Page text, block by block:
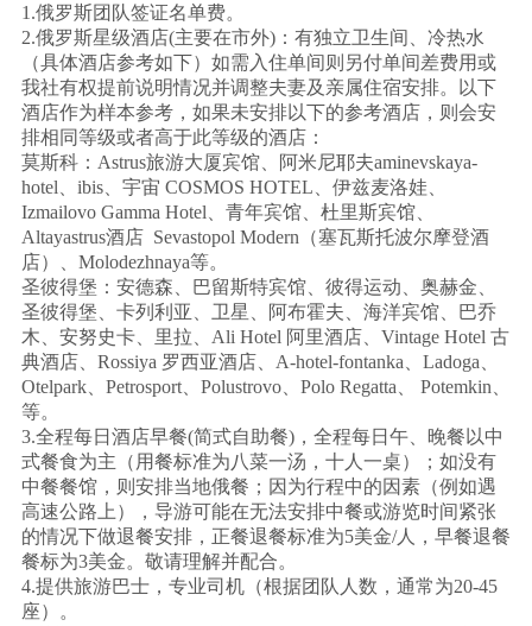
1.俄罗斯团队签证名单费。
2.俄罗斯星级酒店(主要在市外)：有独立卫生间、冷热水
（具体酒店参考如下）如需入住单间则另付单间差费用或
我社有权提前说明情况并调整夫妻及亲属住宿安排。以下
酒店作为样本参考，如果未安排以下的参考酒店，则会安
排相同等级或者高于此等级的酒店：
莫斯科：Astrus旅游大厦宾馆、阿米尼耶夫aminevskaya-
hotel、ibis、宇宙 COSMOS HOTEL、伊兹麦洛娃、
Izmailovo Gamma Hotel、青年宾馆、杜里斯宾馆、
Altayastrus酒店 Sevastopol Modern（塞瓦斯托波尔摩登酒
店）、Molodezhnaya等。
圣彼得堡：安德森、巴留斯特宾馆、彼得运动、奥赫金、
圣彼得堡、卡列利亚、卫星、阿布霍夫、海洋宾馆、巴乔
木、安努史卡、里拉、Ali Hotel 阿里酒店、Vintage Hotel 古
典酒店、Rossiya 罗西亚酒店、A-hotel-fontanka、Ladoga、
Otelpark、Petrosport、Polustrovo、Polo Regatta、 Potemkin、
等。
3.全程每日酒店早餐(简式自助餐)，全程每日午、晚餐以中
式餐食为主（用餐标准为八菜一汤，十人一桌）；如没有
中餐餐馆，则安排当地俄餐；因为行程中的因素（例如遇
高速公路上），导游可能在无法安排中餐或游览时间紧张
的情况下做退餐安排，正餐退餐标准为5美金/人，早餐退餐
餐标为3美金。敬请理解并配合。
4.提供旅游巴士，专业司机（根据团队人数，通常为20-45
座）。